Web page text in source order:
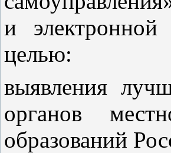
и электронной
целью:
выявления
органов
образований